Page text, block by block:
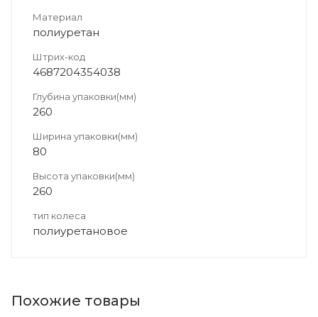
Материал
полиуретан
Штрих-код
4687204354038
Глубина упаковки(мм)
260
Ширина упаковки(мм)
80
Высота упаковки(мм)
260
тип колеса
полиуретановое
Похожие товары